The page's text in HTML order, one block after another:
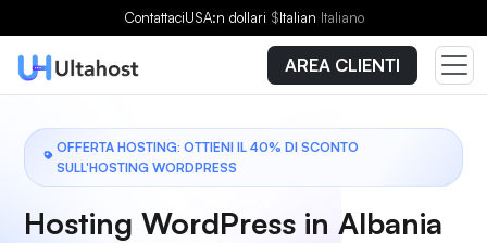
ContattaciUSA:n dollari $Italian Italiano
AREA CLIENTI
OFFERTA HOSTING: OTTIENI IL 40% DI SCONTO
SULL'HOSTING WORDPRESS
Hosting WordPress in Albania